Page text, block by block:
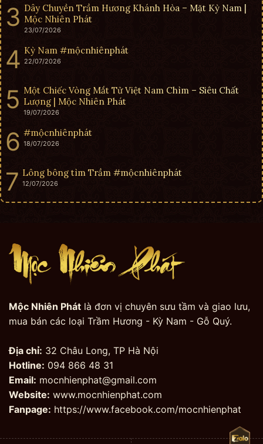
Dây Chuyền Trầm Hương Khánh Hòa – Mặt Kỳ Nam |
Mộc Nhiên Phát
23/07/2026
Kỳ Nam #mộcnhiênphát
22/07/2026
Một Chiếc Vòng Mắt Tử Việt Nam Chìm – Siêu Chất
Lượng | Mộc Nhiên Phát
19/07/2026
#mộcnhiênphát
18/07/2026
Lông bông tìm Trầm #mộcnhiênphát
12/07/2026
Mộc Nhiên Phát là đơn vị chuyên sưu tầm và giao lưu,
mua bán các loại Trầm Hương - Kỳ Nam - Gỗ Quý.
Địa chỉ: 32 Châu Long, TP Hà Nội
Hotline: 094 866 48 31
Email: mocnhienphat@gmail.com
Website: www.mocnhienphat.com
Fanpage: https://www.facebook.com/mocnhienphat